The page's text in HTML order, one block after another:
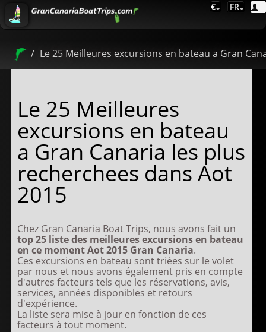
€ FR
Le 25 Meilleures excursions en bateau a Gran
Le 25 Meilleures
excursions en bateau
a Gran Canaria les plus
recherchees dans Aot
2015
Chez Gran Canaria Boat Trips, nous avons fait un
top25 liste des meilleures excursions en bateau
en ce moment Aot 2015 Gran Canaria.
Ces excursions en bateau sont triées sur le volet
par nous et nous avons également pris en compte
d'autres facteurs tels que les réservations, avis,
services, années disponibles et retours
d'expérience.
La liste sera mise à jour en fonction de ces
facteurs à tout moment.